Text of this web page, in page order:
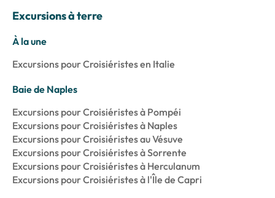
Excursions à terre
À la une
Excursions pour Croisiéristes en Italie
Baie de Naples
Excursions pour Croisiéristes à Pompéi
Excursions pour Croisiéristes à Naples
Excursions pour Croisiéristes au Vésuve
Excursions pour Croisiéristes à Sorrente
Excursions pour Croisiéristes à Herculanum
Excursions pour Croisiéristes à l'Île de Capri